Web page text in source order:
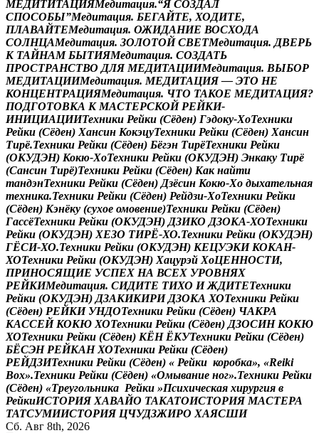
МЕДИТИТАЦИЯМедитация.“Я СОЗДАЛ
СПОСОБЫ”Медитация. БЕГАЙТЕ, ХОДИТЕ,
ПЛАВАЙТЕМедитация. ОЖИДАНИЕ ВОСХОДА
СОЛНЦАМедитация. ЗОЛОТОЙ СВЕТМедитация. ДВЕРЬ
К ТАЙНАМ БЫТИЯМедитация. СОЗДАТЬ
ПРОСТРАНСТВО ДЛЯ МЕДИТАЦИИМедитация. ВЫБОР
МЕДИТАЦИИМедитация. МЕДИТАЦИЯ — ЭТО НЕ
КОНЦЕНТРАЦИЯМедитация. ЧТО ТАКОЕ МЕДИТАЦИЯ?
ПОДГОТОВКА К МАСТЕРСКОЙ РЕЙКИ-
ИНИЦИАЦИИТехники Рейки (Сёден) Гэдоку-ХоТехники
Рейки (Сёден) Хансин КокэцуТехники Рейки (Сёден) Хансин
Тирё.Техники Рейки (Сёден) Бёгэн ТирёТехники Рейки
(ОКУДЭН) Кокю-ХоТехники Рейки (ОКУДЭН) Энкаку Тирё
(Сансин Тирё)Техники Рейки (Сёден) Как найти
тандэнТехники Рейки (Сёден) Дзёсин Кокю-Хо дыхательная
техника.Техники Рейки (Сёден) Рейдзи-ХоТехники Рейки
(Сёден) Кэнёку (сухое омовение)Техники Рейки (Сёден)
ГассёТехники Рейки (ОКУДЭН) ДЗИКО ДЗОКА-ХОТехники
Рейки (ОКУДЭН) ХЕЗО ТИРЁ-ХО.Техники Рейки (ОКУДЭН)
ГЁСИ-ХО.Техники Рейки (ОКУДЭН) КЕЦУЭКИ КОКАН-
ХОТехники Рейки (ОКУДЭН) Хацурэй ХоЦЕННОСТИ,
ПРИНОСЯЩИЕ УСПЕХ НА ВСЕХ УРОВНЯХ
РЕЙКИМедитация. СИДИТЕ ТИХО И ЖДИТЕТехники
Рейки (ОКУДЭН) ДЗАКИКИРИ ДЗОКА ХОТехники Рейки
(Сёден) РЕЙКИ УНДОТехники Рейки (Сёден) ЧАКРА
КАССЕЙ КОКЮ ХОТехники Рейки (Сёден) ДЗОСИН КОКЮ
ХОТехники Рейки (Сёден) КЁН ЁКУТехники Рейки (Сёден)
БЁСЭН РЕЙКАН ХОТехники Рейки (Сёден)
РЕЙДЗИТехники Рейки (Сёден) « Рейки коробка», «Reiki
Вox».Техники Рейки (Сёден) «Омывание ног».Техники Рейки
(Сёден) «Треугольника Рейки »Психическая хирургия в
РейкиИСТОРИЯ ХАВАЙО ТАКАТОИСТОРИЯ МАСТЕРА
ТАТСУМИИСТОРИЯ ЦЧУДЗЖИРО ХАЯСШИ
Сб. Авг 8th, 2026